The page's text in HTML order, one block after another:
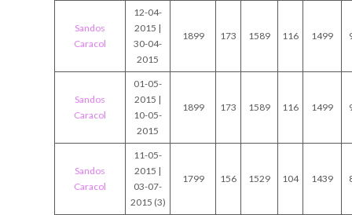
Sandos
Caracol
12-04-
2015 |
30-04-
2015
1899 173 1589 116 1499
Sandos
Caracol
01-05-
2015 |
10-05-
2015
1899 173 1589 116 1499
Sandos
Caracol
11-05-
2015 |
03-07-
2015 (3)
1799 156 1529 104 1439